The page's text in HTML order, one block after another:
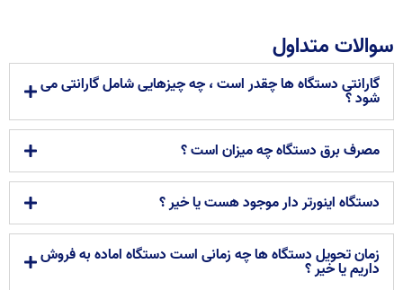
سوالات متداول
گارانتی دستگاه ها چقدر است ، چه چیزهایی شامل گارانتی می
شود ؟
مصرف برق دستگاه چه میزان است ؟
دستگاه اینورتر دار موجود هست یا خیر ؟
زمان تحویل دستگاه ها چه زمانی است دستگاه اماده به فروش
داریم یا خیر ؟